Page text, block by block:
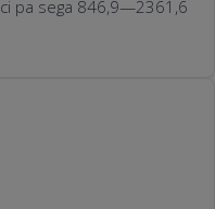
pa sega 846,9—2361,6